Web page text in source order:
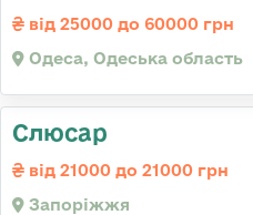
від 25000 до 60000 грн
Одеса, Одеська область
Слюсар
від 21000 до 21000 грн
Запоріжжя